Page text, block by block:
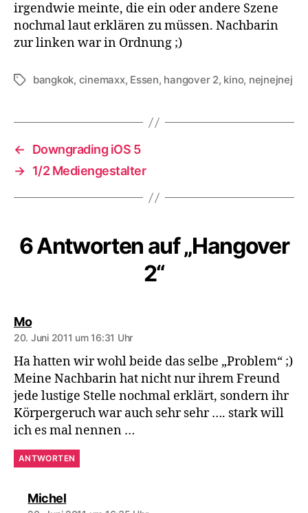
irgendwie meinte, die ein oder andere Szene
nochmal laut erklären zu müssen. Nachbarin
zur linken war in Ordnung ;)
Schlagwörter
bangkok, cinemaxx, Essen, hangover 2, kino, nejnejnej
←
Downgrading iOS 5
→ 1/2 Mediengestalter
6 Antworten auf „Hangover
2“
Mosagt:
20. Juni 2011 um 16:31 Uhr
Ha hatten wir wohl beide das selbe „Problem“ ;)
Meine Nachbarin hat nicht nur ihrem Freund
jede lustige Stelle nochmal erklärt, sondern ihr
Körpergeruch war auch sehr sehr …. stark will
ich es mal nennen …
ANTWORTEN
Michelsagt: